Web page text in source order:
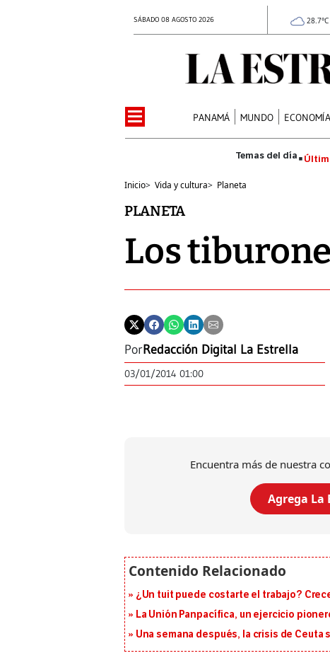
SÁBADO 08 AGOSTO 2026
PANAMÁ MUNDO ECONOMÍA
Inicio> Vida y cultura> Planeta
PLANETA
Los
PorRedacción Digital La Estrella
03/01/2014 01:00
Encuentra más de nuestra
Agrega La
¿Un tuit puede costarte el trabajo?
La Unión Panpacífica, un ejercicio
Una semana después, la crisis de Ceuta